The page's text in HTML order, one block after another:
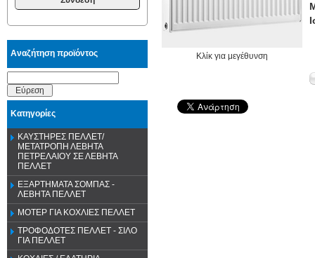
Αναζήτηση προϊόντος
Εύρεση
Κατηγορίες
ΚΑΥΣΤΗΡΕΣ ΠΕΛΛΕΤ/
ΜΕΤΑΤΡΟΠΗ ΛΕΒΗΤΑ
ΠΕΤΡΕΛΑΙΟΥ ΣΕ ΛΕΒΗΤΑ
ΠΕΛΛΕΤ
ΕΞΑΡΤΗΜΑΤΑ ΣΟΜΠΑΣ -
ΛΕΒΗΤΑ ΠΕΛΛΕΤ
ΜΟΤΕΡ ΓΙΑ ΚΟΧΛΙΕΣ ΠΕΛΛΕΤ
ΤΡΟΦΟΔΟΤΕΣ ΠΕΛΛΕΤ - ΣΙΛΟ
ΓΙΑ ΠΕΛΛΕΤ
Κλίκ για μεγέθυνση